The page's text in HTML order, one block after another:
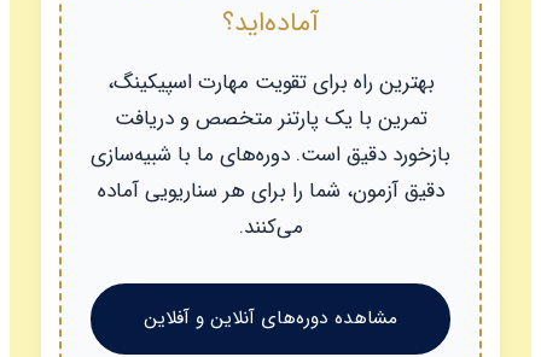
آماده‌اید؟
بهترین راه برای تقویت مهارت اسپیکینگ،
تمرین با یک پارتنر متخصص و دریافت
بازخورد دقیق است. دوره‌های ما با شبیه‌سازی
دقیق آزمون، شما را برای هر سناریویی آماده
می‌کنند.
مشاهده دوره‌های آنلاین و آفلاین